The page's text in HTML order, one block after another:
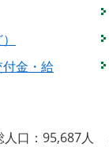
金・給
人口： 95,687人